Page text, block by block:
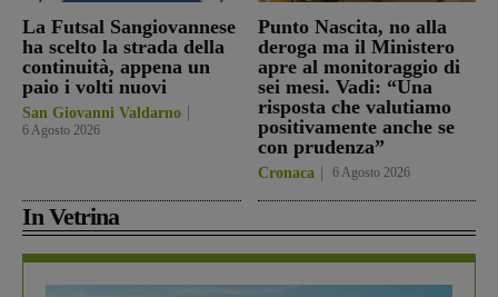
La Futsal Sangiovannese
ha scelto la strada della
continuità, appena un
paio i volti nuovi
San Giovanni Valdarno
6 Agosto 2026
Punto Nascita, no alla
deroga ma il Ministero
apre al monitoraggio di
sei mesi. Vadi: “Una
risposta che valutiamo
positivamente anche se
con prudenza”
Cronaca 6 Agosto 2026
In Vetrina